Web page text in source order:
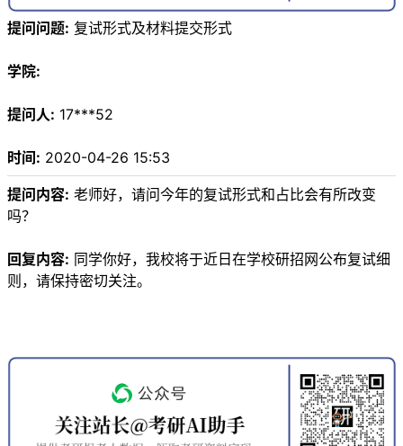
提问问题: 复试形式及材料提交形式
学院:
提问人: 17***52
时间: 2020-04-26 15:53
提问内容: 老师好，请问今年的复试形式和占比会有所改变
吗？
回复内容: 同学你好，我校将于近日在学校研招网公布复试细
则，请保持密切关注。